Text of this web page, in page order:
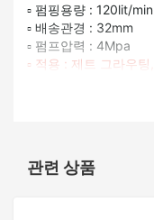
▫ 펌핑용량 : 120lit/min
▫ 배송관경 : 32mm
▫ 펌프압력 : 4Mpa
▫ 적용 : 제트 그라우팅
관련 상품